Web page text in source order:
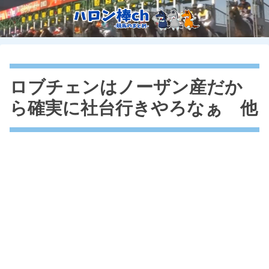
ロブチェンはノーザン産だか
ら確実に社台行きやろなぁ 他